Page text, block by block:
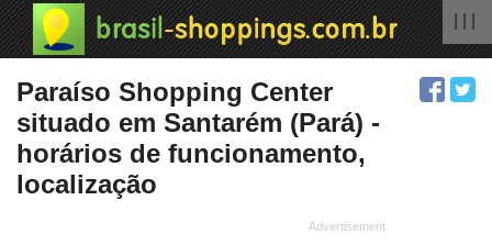
Paraíso Shopping Center
situado em Santarém (Pará) -
horários de funcionamento,
localização